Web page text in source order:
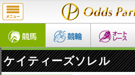
ケイティーズソレル